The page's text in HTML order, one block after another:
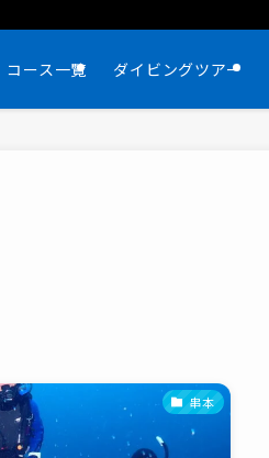
コース一覧 ダイビングツアー
串本